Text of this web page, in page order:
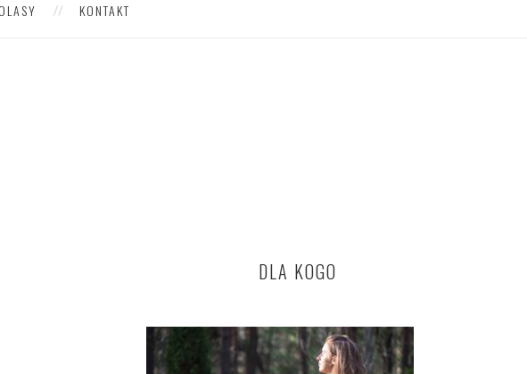
KONTAKT
DLA KOGO